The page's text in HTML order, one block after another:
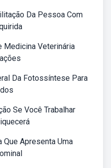
Da Pessoa Com
Medicina Veterinária
Da Fotossíntese Para
Se Você Trabalhar
Apresenta Uma